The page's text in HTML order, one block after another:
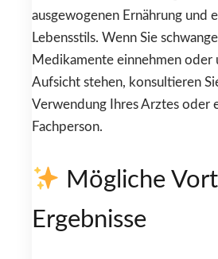
ausgewogenen Ernährung und
Lebensstils. Wenn Sie
Medikamente einnehmen oder
Aufsicht stehen, konsultieren
Verwendung Ihres Arztes oder
Fachperson.
Mögliche
Ergebnisse